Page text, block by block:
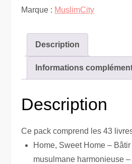
(43
Marque : MuslimCity
Description
Informations
Description
Ce pack comprend les 43
Home, Sweet Home –
musulmane harmonieuse